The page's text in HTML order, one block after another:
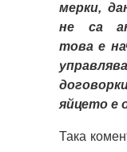
мерки,
не са
това е
яйцето е
Така